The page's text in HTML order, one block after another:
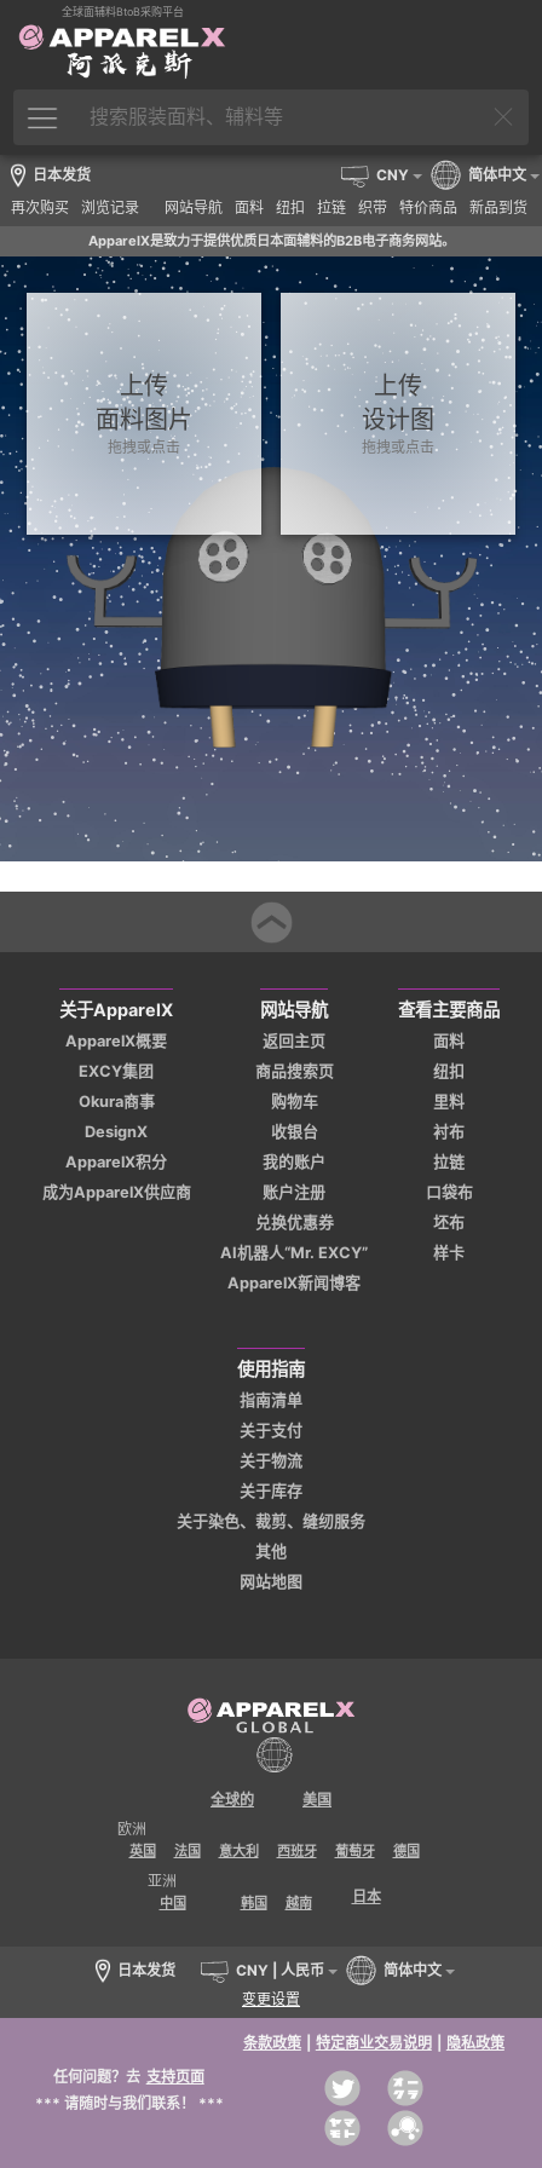
全球面辅料BtoB采购平台
日本发货
再次购买
浏览记录 网站导航 面料 纽扣 拉链 织带 特价商品 新品到货
CNY 简体中文
ApparelX是致力于提供优质日本面辅料的B2B电子商务网站。
上传
面料图片
拖拽或点击
上传
设计图
拖拽或点击
关于ApparelX
ApparelX概要
EXCY集团
Okura商事
DesignX
ApparelX积分
成为ApparelX供应商
网站导航
返回主页
商品搜索页
购物车
收银台
我的账户
账户注册
兑换优惠券
AI机器人“Mr. EXCY”
ApparelX新闻博客
查看主要商品
面料
纽扣
里料
衬布
拉链
口袋布
坯布
样卡
使用指南
指南清单
关于支付
关于物流
关于库存
关于染色、裁剪、缝纫服务
其他
网站地图
全球的
美国
欧洲
英国 法国 意大利 西班牙 葡萄牙 德国
亚洲
中国 韩国 越南 日本
日本发货 CNY | 人民币
简体中文
变更设置
任何问题？去 支持页面
*** 请随时与我们联系！ ***
条款政策 特定商业交易说明 隐私政策